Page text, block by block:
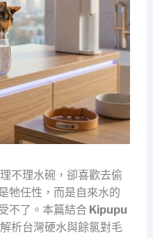
不理水碗，卻喜歡去偷
牠任性，而是自來水的
不了。本篇結合 Kipupu
析台灣硬水與餘氯對毛